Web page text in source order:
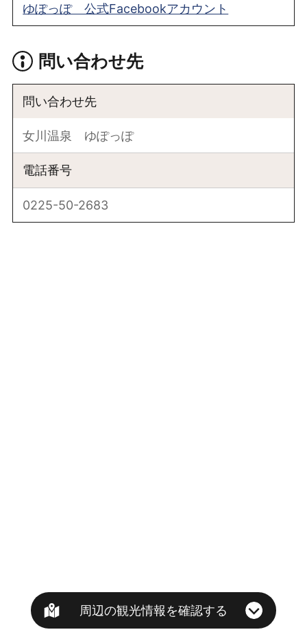
ゆぽっぽ 公式Facebookアカウント
問い合わせ先
問い合わせ先
女川温泉 ゆぽっぽ
電話番号
0225-50-2683
周辺の観光情報を確認する